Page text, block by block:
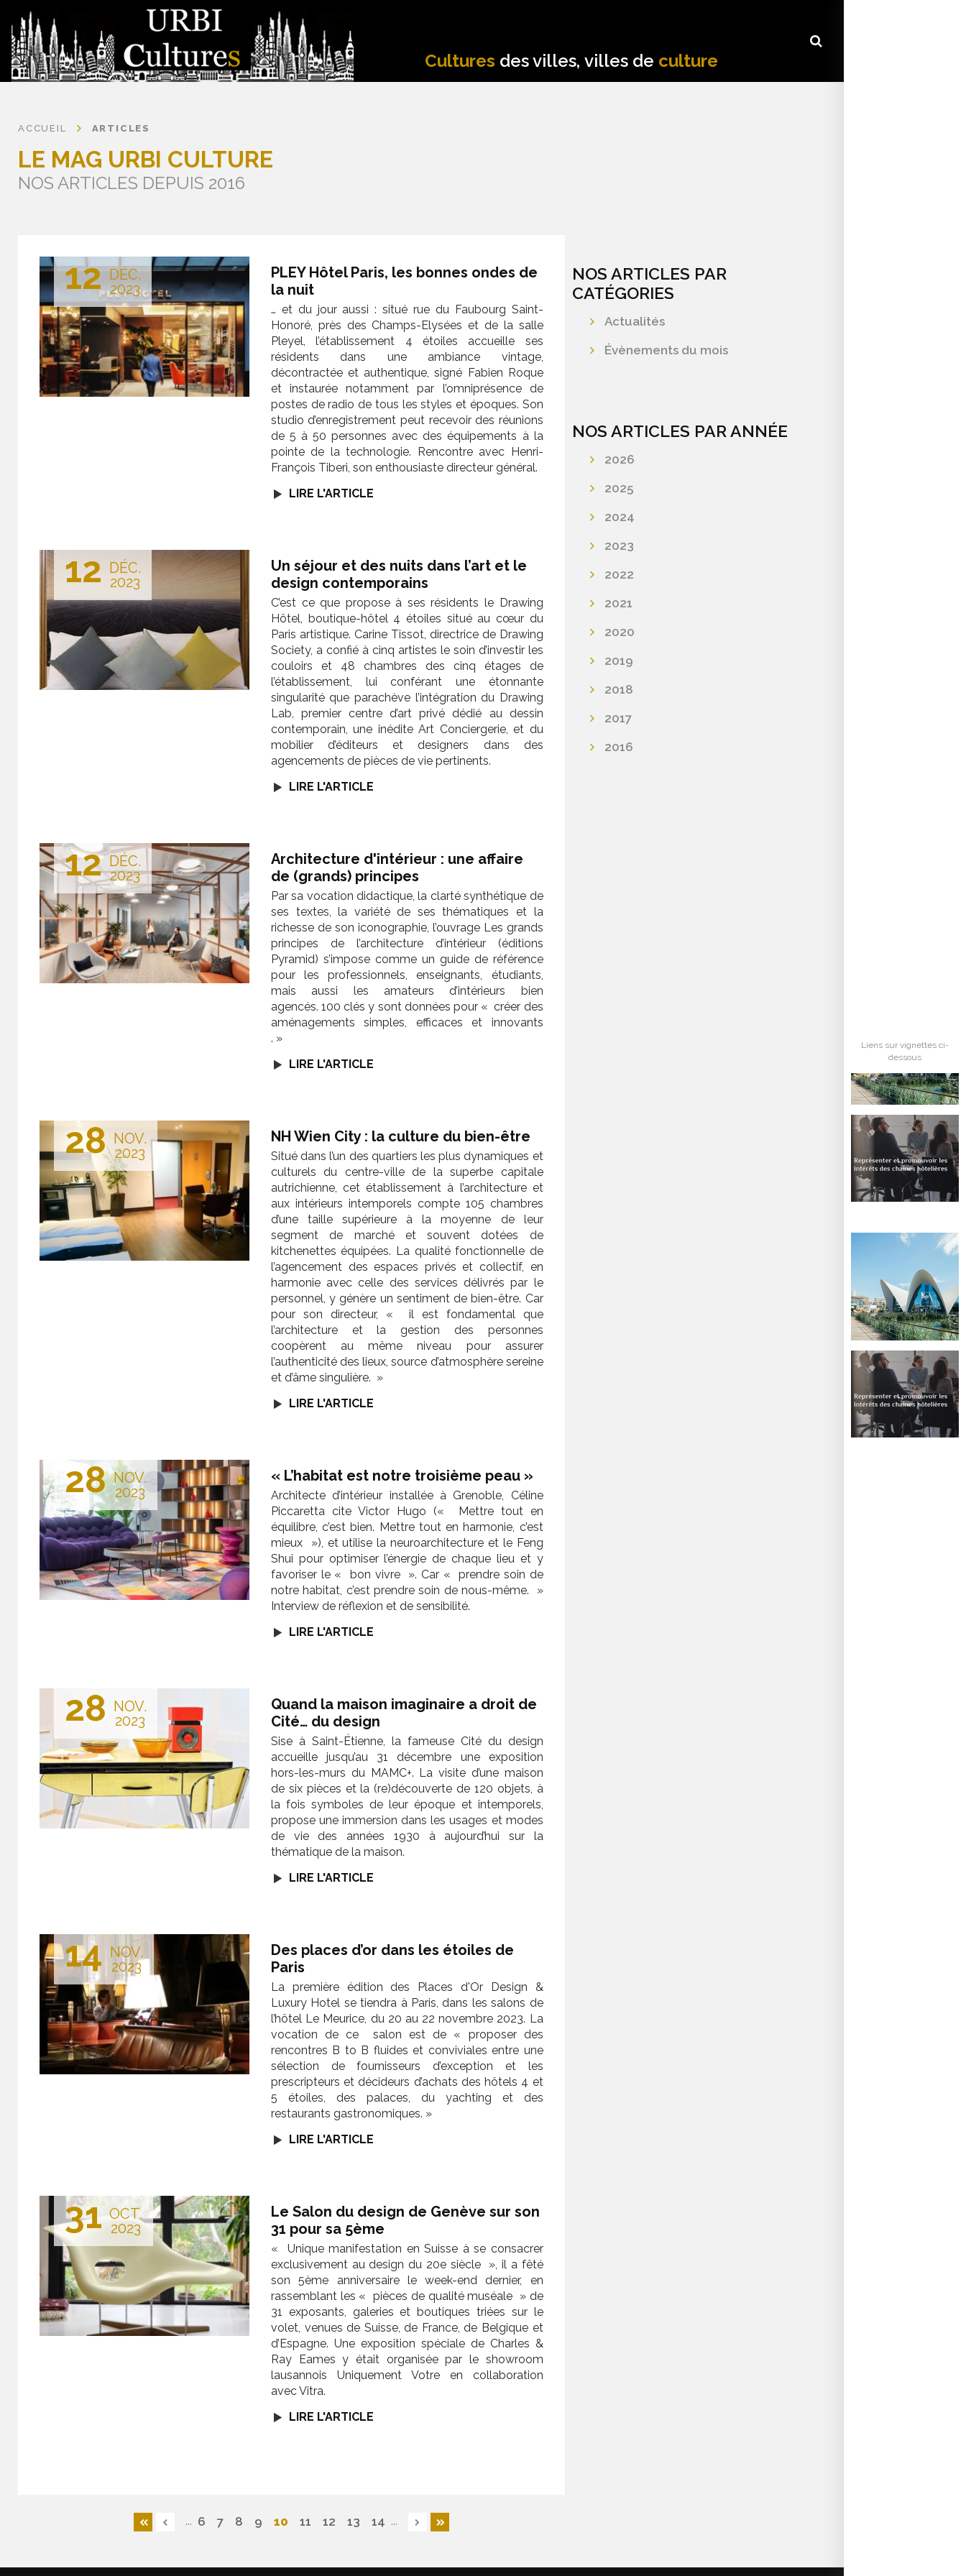
Cultures des villes, villes de culture
LE MAG URBI CULTURE
NOS ARTICLES DEPUIS 2016
ACCUEIL ARTICLES
12 DÉC.
2023
PLEY Hôtel Paris, les bonnes ondes de
la nuit
… et du jour aussi : situé rue du Faubourg Saint-
Honoré, près des Champs-Elysées et de la salle
Pleyel, l’établissement 4 étoiles accueille ses
résidents dans une ambiance vintage,
décontractée et authentique, signé Fabien Roque
et instaurée notamment par l’omniprésence de
postes de radio de tous les styles et époques. Son
studio d’enregistrement peut recevoir des réunions
de 5 à 50 personnes avec des équipements à la
pointe de la technologie. Rencontre avec Henri-
François Tiberi, son enthousiaste directeur général.
LIRE L'ARTICLE
12 DÉC.
2023
Un séjour et des nuits dans l’art et le
design contemporains
C’est ce que propose à ses résidents le Drawing
Hôtel, boutique-hôtel 4 étoiles situé au cœur du
Paris artistique. Carine Tissot, directrice de Drawing
Society, a confié à cinq artistes le soin d’investir les
couloirs et 48 chambres des cinq étages de
l’établissement, lui conférant une étonnante
singularité que parachève l’intégration du Drawing
Lab, premier centre d’art privé dédié au dessin
contemporain, une inédite Art Conciergerie, et du
mobilier d’éditeurs et designers dans des
agencements de pièces de vie pertinents.
LIRE L'ARTICLE
12 DÉC.
2023
Architecture d'intérieur : une affaire
de (grands) principes
Par sa vocation didactique, la clarté synthétique de
ses textes, la variété de ses thématiques et la
richesse de son iconographie, l’ouvrage Les grands
principes de l’architecture d’intérieur (éditions
Pyramid) s’impose comme un guide de référence
pour les professionnels, enseignants, étudiants,
mais aussi les amateurs d’intérieurs bien
agencés. 100 clés y sont données pour « créer des
aménagements simples, efficaces et innovants
. »
LIRE L'ARTICLE
28 NOV.
2023
NH Wien City : la culture du bien-être
Situé dans l’un des quartiers les plus dynamiques et
culturels du centre-ville de la superbe capitale
autrichienne, cet établissement à l’architecture et
aux intérieurs intemporels compte 105 chambres
d’une taille supérieure à la moyenne de leur
segment de marché et souvent dotées de
kitchenettes équipées. La qualité fonctionnelle de
l’agencement des espaces privés et collectif, en
harmonie avec celle des services délivrés par le
personnel, y génère un sentiment de bien-être. Car
pour son directeur, « il est fondamental que
l’architecture et la gestion des personnes
coopèrent au même niveau pour assurer
l’authenticité des lieux, source d’atmosphère sereine
et d’âme singulière. »
LIRE L'ARTICLE
28 NOV.
2023
« L’habitat est notre troisième peau »
Architecte d’intérieur installée à Grenoble, Céline
Piccaretta cite Victor Hugo (« Mettre tout en
équilibre, c’est bien. Mettre tout en harmonie, c’est
mieux »), et utilise la neuroarchitecture et le Feng
Shui pour optimiser l’énergie de chaque lieu et y
favoriser le « bon vivre ». Car « prendre soin de
notre habitat, c’est prendre soin de nous-même. »
Interview de réflexion et de sensibilité.
LIRE L'ARTICLE
28 NOV.
2023
Quand la maison imaginaire a droit de
Cité… du design
Sise à Saint-Étienne, la fameuse Cité du design
accueille jusqu’au 31 décembre une exposition
hors-les-murs du MAMC+. La visite d’une maison
de six pièces et la (re)découverte de 120 objets, à
la fois symboles de leur époque et intemporels,
propose une immersion dans les usages et modes
de vie des années 1930 à aujourd’hui sur la
thématique de la maison.
LIRE L'ARTICLE
14 NOV.
2023
Des places d’or dans les étoiles de
Paris
La première édition des Places d'Or Design &
Luxury Hotel se tiendra à Paris, dans les salons de
l’hôtel Le Meurice, du 20 au 22 novembre 2023. La
vocation de ce salon est de « proposer des
rencontres B to B fluides et conviviales entre une
sélection de fournisseurs d’exception et les
prescripteurs et décideurs d’achats des hôtels 4 et
5 étoiles, des palaces, du yachting et des
restaurants gastronomiques. »
LIRE L'ARTICLE
31 OCT.
2023
Le Salon du design de Genève sur son
31 pour sa 5ème
« Unique manifestation en Suisse à se consacrer
exclusivement au design du 20e siècle », il a fêté
son 5ème anniversaire le week-end dernier, en
rassemblant les « pièces de qualité muséale » de
31 exposants, galeries et boutiques triées sur le
volet, venues de Suisse, de France, de Belgique et
d’Espagne. Une exposition spéciale de Charles &
Ray Eames y était organisée par le showroom
lausannois Uniquement Votre en collaboration
avec Vitra.
LIRE L'ARTICLE
... 6 7 8 9 10 11 12 13 14 ...
NOS ARTICLES PAR
CATÉGORIES
Actualités
Évènements du mois
NOS ARTICLES PAR ANNÉE
2026
2025
2024
2023
2022
2021
2020
2019
2018
2017
2016
Liens sur vignettes ci-
dessous